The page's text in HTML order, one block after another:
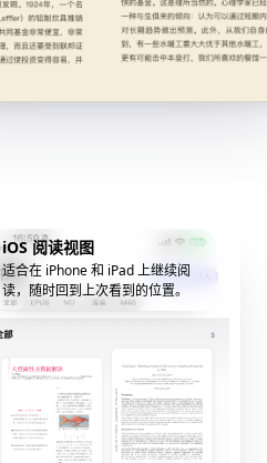
iOS 阅读视图
适合在 iPhone 和 iPad 上继续阅
读，随时回到上次看到的位置。